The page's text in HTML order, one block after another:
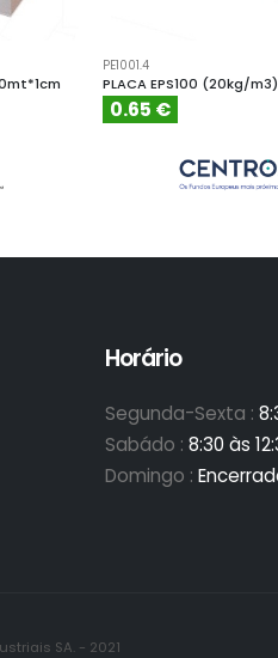
PE1001.4
PLACA EPS100 (20kg/
0.65 €
Horário
Segunda-Sexta :
Sabádo : 8:30 às
Domingo :
SA. - 2021